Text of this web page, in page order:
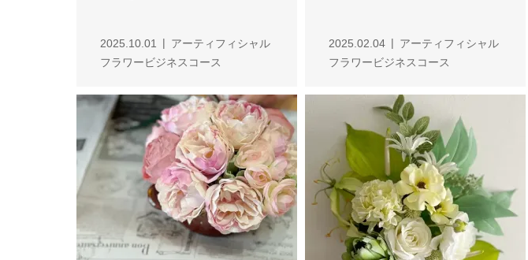
2025.10.01
アーティフィシャル
フラワービジネスコース
2025.02.04
アーティフィシャル
フラワービジネスコース